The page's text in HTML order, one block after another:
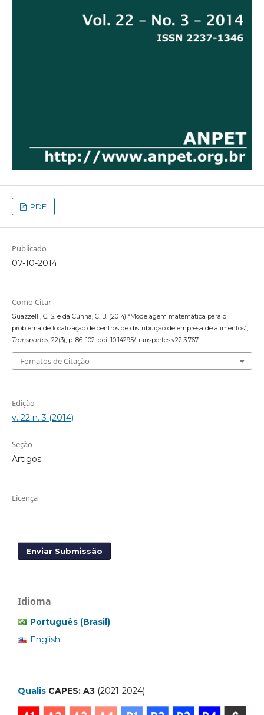
PDF
Publicado
07-10-2014
Como Citar
Guazzelli, C. S. e da Cunha, C. B. (2014) “Modelagem matemática para o
problema de localização de centros de distribuição de empresa de alimentos”,
Transportes, 22(3), p. 86–102. doi: 10.14295/transportes.v22i3.767.
Fomatos de Citação
Edição
v. 22 n. 3 (2014)
Seção
Artigos
Licença
Enviar Submissão
Idioma
Português (Brasil)
English
Qualis CAPES: A3 (2021-2024)